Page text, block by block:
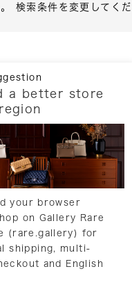
。 検索条件を変更してくだ
a better store
your browser
on Gallery Rare
(rare.gallery) for
shipping, multi-
and English